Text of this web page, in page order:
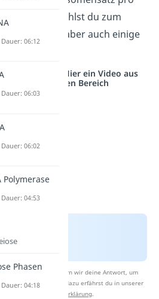
Dazu zählst du zum
Menschen, aber auch einige
vernetzt: Hier ein Video aus
einem anderen Bereich
Beantwortung speichern wir deine Antwort, um
zu verbessern. Mehr dazu erfährst du in unserer
Datenschutzerklärung.
06:12
06:03
06:02
Polymerase
04:53
Phasen
04:18